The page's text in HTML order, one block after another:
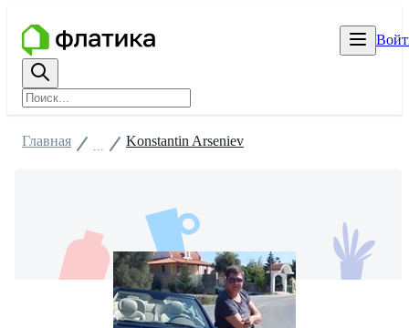
Главная Konstantin Arseniev